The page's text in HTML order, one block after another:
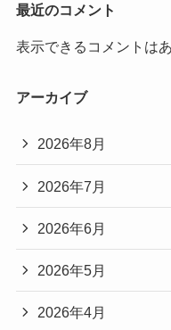
最近のコメント
表示できるコメントは
アーカイブ
2026年8月
2026年7月
2026年6月
2026年5月
2026年4月